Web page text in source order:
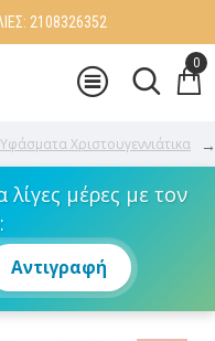
2108326352
0
Υφάσματα Χριστουγεννιάτικα
μέρες με τον
Αντιγραφή